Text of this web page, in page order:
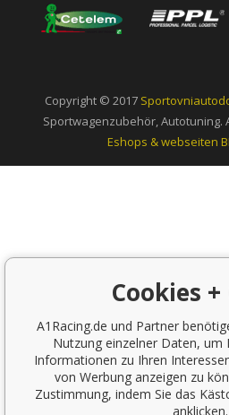
Copyright © 2017
Sportwagenzubehör, Autotuning.
Eshops & webseiten
Cookies +
A1Racing.de und Partner
Nutzung einzelner Daten, um
Informationen zu Ihren
von Werbung anzeigen zu
Zustimmung, indem Sie das
anklicken.